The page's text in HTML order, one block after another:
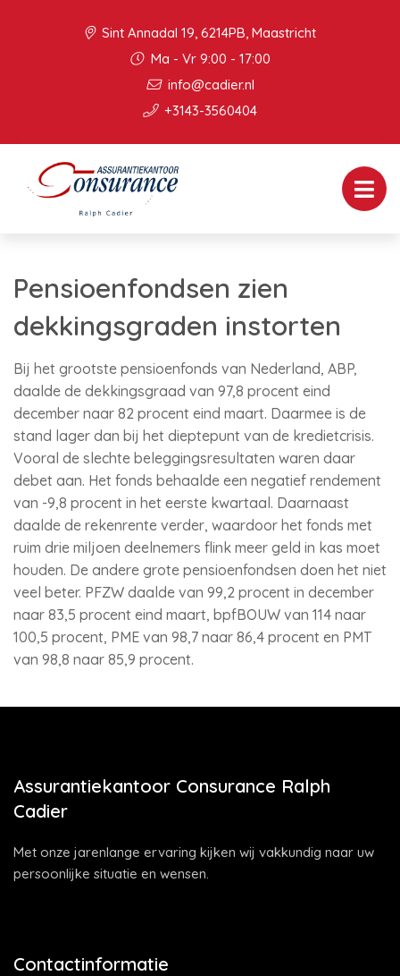
Sint Annadal 19, 6214PB, Maastricht
Ma - Vr 9:00 - 17:00
info@cadier.nl
+3143-3560404
Pensioenfondsen zien
dekkingsgraden instorten
Bij het grootste pensioenfonds van Nederland, ABP,
daalde de dekkingsgraad van 97,8 procent eind
december naar 82 procent eind maart. Daarmee is de
stand lager dan bij het dieptepunt van de kredietcrisis.
Vooral de slechte beleggingsresultaten waren daar
debet aan. Het fonds behaalde een negatief rendement
van -9,8 procent in het eerste kwartaal. Daarnaast
daalde de rekenrente verder, waardoor het fonds met
ruim drie miljoen deelnemers flink meer geld in kas moet
houden. De andere grote pensioenfondsen doen het niet
veel beter. PFZW daalde van 99,2 procent in december
naar 83,5 procent eind maart, bpfBOUW van 114 naar
100,5 procent, PME van 98,7 naar 86,4 procent en PMT
van 98,8 naar 85,9 procent.
Assurantiekantoor Consurance Ralph
Cadier
Met onze jarenlange ervaring kijken wij vakkundig naar uw
persoonlijke situatie en wensen.
Contactinformatie